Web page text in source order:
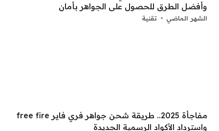
وأفضل الطرق للحصول على الجواهر بأمان
الشهر الماضي تقنية
مفاجأة 2025.. طريقة شحن جواهر فري فاير free fire
واسترداد الأكواد الرسمية الجديدة